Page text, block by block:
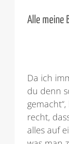
Alle meine
Da ich
du denn
recht,
alles auf